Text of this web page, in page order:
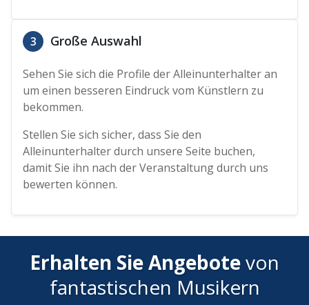
3 Große Auswahl
Sehen Sie sich die Profile der Alleinunterhalter an
um einen besseren Eindruck vom Künstlern zu
bekommen.
Stellen Sie sich sicher, dass Sie den
Alleinunterhalter durch unsere Seite buchen,
damit Sie ihn nach der Veranstaltung durch uns
bewerten können.
Erhalten Sie Angebotevon
fantastischen Musikern